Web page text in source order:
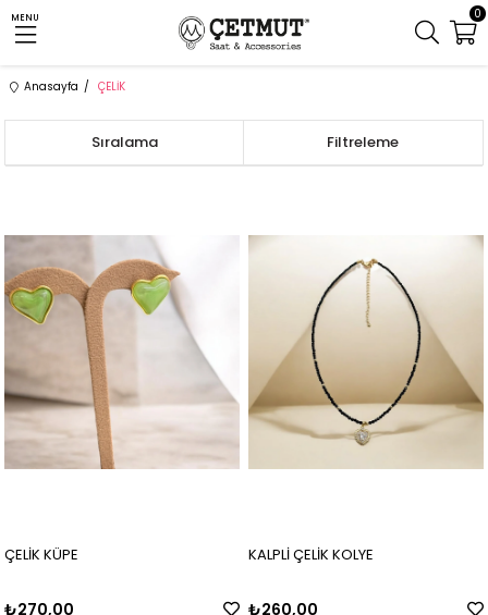
MENU 0
Anasayfa ÇELİK
Filtreleme
Sıralama
ÇELİK KÜPE
₺270,00
KALPLİ ÇELİK KOLYE
₺260,00